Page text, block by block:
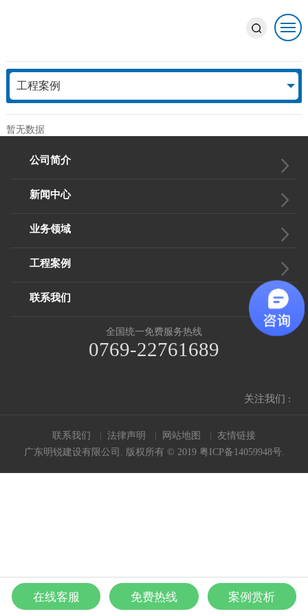
工程案例
ENGINEERING CASE
工程案例
暂无数据
公司简介
新闻中心
业务领域
工程案例
联系我们
全国统一免费服务热线
0769-22761689
关注我们 :
联系我们 法律声明 网站地图
友情链接
广东明锐建设有限公司. 版权所有 © 2019 粤ICP备14059948号.
在线客服 免费热线 案例赏析